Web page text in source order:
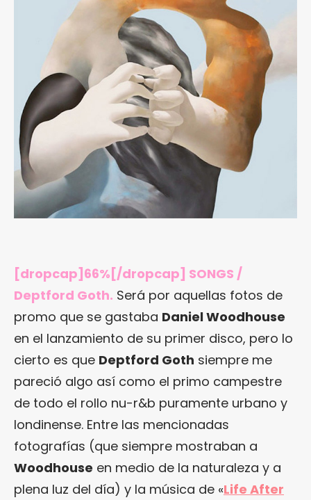
[dropcap]66%[/dropcap] SONGS /
Deptford Goth. Será por aquellas fotos de
promo que se gastaba Daniel Woodhouse
en el lanzamiento de su primer disco, pero lo
cierto es que Deptford Goth siempre me
pareció algo así como el primo campestre
de todo el rollo nu-r&b puramente urbano y
londinense. Entre las mencionadas
fotografías (que siempre mostraban a
Woodhouse en medio de la naturaleza y a
plena luz del día) y la música de «Life After